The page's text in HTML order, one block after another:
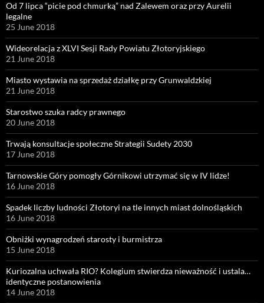
Od 7 lipca “picie pod chmurką” nad Zalewem oraz przy Aurelii
legalne
25 June 2018
Wideorelacja z XLVI Sesji Rady Powiatu Złotoryjskiego
21 June 2018
Miasto wystawia na sprzedaż działkę przy Grunwaldzkiej
21 June 2018
Starostwo szuka radcy prawnego
20 June 2018
Trwają konsultacje społeczne Strategii Sudety 2030
17 June 2018
Tarnowskie Góry pomogły Górnikowi utrzymać się w IV lidze!
16 June 2018
Spadek liczby ludności Złotoryi na tle innych miast dolnośląskich
16 June 2018
Obniżki wynagrodzeń starosty i burmistrza
15 June 2018
Kuriozalna uchwała RIO? Kolegium stwierdza nieważność i ustala…
identyczne postanowienia
14 June 2018